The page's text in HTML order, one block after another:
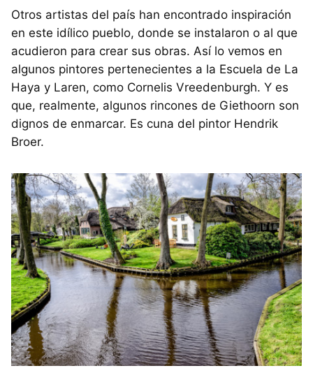
Otros artistas del país han encontrado inspiración
en este idílico pueblo, donde se instalaron o al que
acudieron para crear sus obras. Así lo vemos en
algunos pintores pertenecientes a la Escuela de La
Haya y Laren, como Cornelis Vreedenburgh. Y es
que, realmente, algunos rincones de Giethoorn son
dignos de enmarcar. Es cuna del pintor Hendrik
Broer.